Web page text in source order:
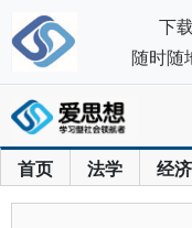
首页 法学 经
下
随时随